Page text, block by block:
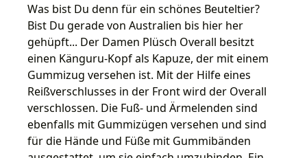
Was bist Du denn für ein schönes Beuteltier?
Bist Du gerade von Australien bis hier her
gehüpft... Der Damen Plüsch Overall besitzt
einen Känguru-Kopf als Kapuze, der mit einem
Gummizug versehen ist. Mit der Hilfe eines
Reißverschlusses in der Front wird der Overall
verschlossen. Die Fuß- und Ärmelenden sind
ebenfalls mit Gummizügen versehen und sind
für die Hände und Füße mit Gummibänden